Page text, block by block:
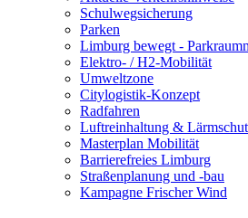
Schulwegsicherung
Parken
Limburg bewegt -
Elektro- / H2-Mobilität
Umweltzone
Citylogistik-Konzept
Radfahren
Luftreinhaltung &
Masterplan Mobilität
Barrierefreies Limburg
Straßenplanung und -bau
Kampagne Frischer Wind